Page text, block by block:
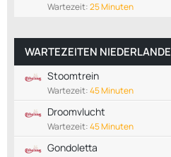
Wartezeit:25 Minuten
WARTEZEITEN NIEDERLANDE
Stoomtrein
Wartezeit:45 Minuten
Droomvlucht
Wartezeit:45 Minuten
Gondoletta